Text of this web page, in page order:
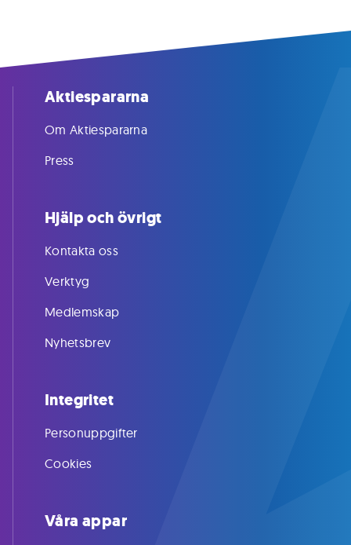
Aktiespararna
Om Aktiespararna
Press
Hjälp och övrigt
Kontakta oss
Verktyg
Medlemskap
Nyhetsbrev
Integritet
Personuppgifter
Cookies
Våra appar